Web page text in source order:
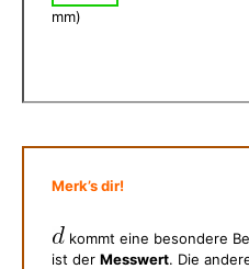
mm)
Merk’s dir!
kommt eine besondere
ist der Messwert. Die